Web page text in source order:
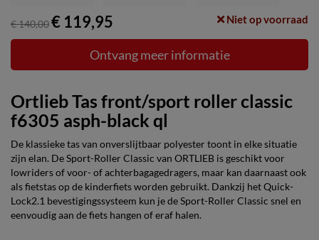
€ 140,00€ 119,95 Niet op voorraad
Ontvang meer informatie
Ortlieb Tas front/sport roller classic
f6305 asph-black ql
De klassieke tas van onverslijtbaar polyester toont in elke situatie
zijn elan. De Sport-Roller Classic van ORTLIEB is geschikt voor
lowriders of voor- of achterbagagedragers, maar kan daarnaast ook
als fietstas op de kinderfiets worden gebruikt. Dankzij het Quick-
Lock2.1 bevestigingssysteem kun je de Sport-Roller Classic snel en
eenvoudig aan de fiets hangen of eraf halen.